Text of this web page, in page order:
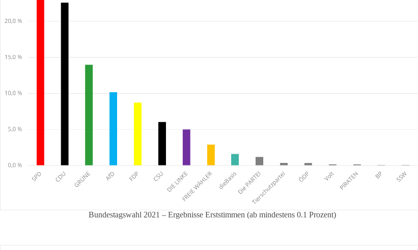
Bundestagswahl 2021 – Ergebnisse Erststimmen (ab mindestens 0.1 Prozent)